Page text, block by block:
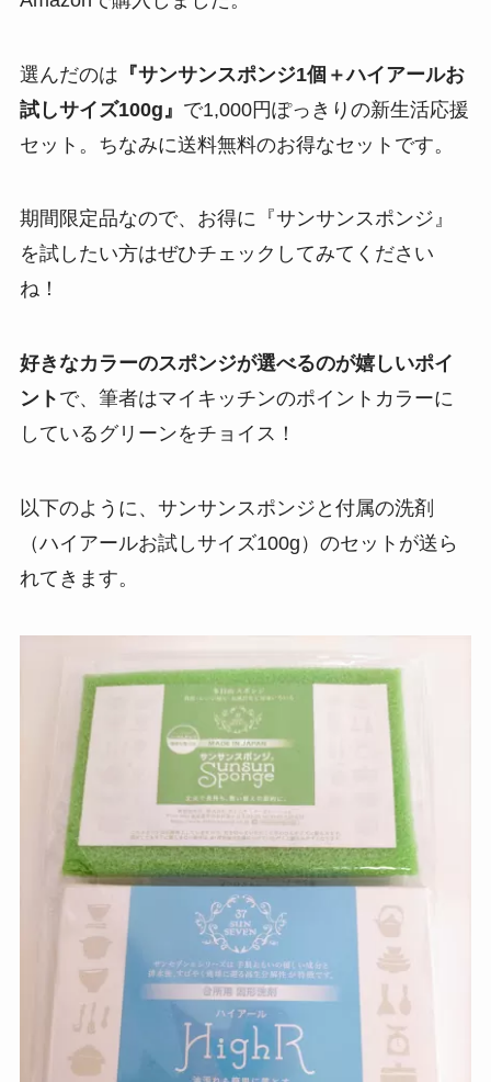
選んだのは 『サンサンスポンジ1個＋ハイアールお
試しサイズ100g』 で1,000円ぽっきりの新生活応援
セット。ちなみに送料無料のお得なセットです。
期間限定品なので、お得に『サンサンスポンジ』
を試したい方はぜひチェックしてみてください
ね！
好きなカラーのスポンジが選べるのが嬉しいポイ
ント で、筆者はマイキッチンのポイントカラーに
しているグリーンをチョイス！
以下のように、サンサンスポンジと付属の洗剤
（ハイアールお試しサイズ100g）のセットが送ら
れてきます。